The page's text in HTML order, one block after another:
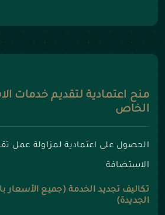
منح اعتمادية لتقديم خدمات
الخاص
الحصول على اعتمادية لمزاولة عمل
الاستضافة
تكاليف تجديد الخدمة (جميع الأسعار
الجديدة)